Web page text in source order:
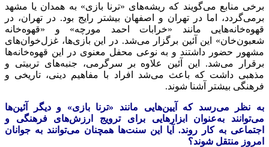
برخی منابع می‌گویند که ریشه‌های «ترنا بازی» به همدان یا مشهد
برمی‌گردد، اما در تهران و اصفهان بیشتر رایج بود. در تهران، در
قهوه‌خانه‌هایی مانند «خرابات احمد مورچه» و «قهوه‌خانه
شعبون‌خان» این آئین برگزار می‌شد. در این بازی‌ها، غزل‌خوان‌های
مشهور حضور داشتند و به نوعی محفل معنوی در این قهوه‌خانه‌ها
برقرار می‌شد. این
آئین علاوه بر سرگرمی، جنبه‌های تربیتی و
مذهبی داشت که باعث می‌شد افراد با مفاهیم دینی، تاریخی و
فرهنگی بیشتر آشنا شوند.
به نظر می‌رسد که آیین‌هایی مانند «ترنا بازی» و دیگر آئین‌ها
می‌توانند به‌عنوان ابزارهایی برای ترویج ارزش‌های فرهنگی و
اجتماعی به کار روند. آیا این سنت‌ها همچنان می‌توانند به جوانان
امروز منتقل شوند؟